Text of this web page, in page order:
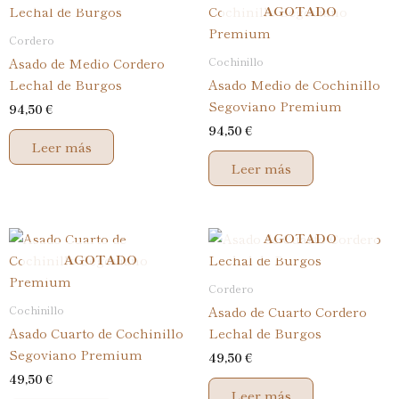
Cordero
Asado de Medio Cordero
Lechal de Burgos
94,50 €
Leer más
AGOTADO
Cochinillo
Asado Medio de Cochinillo
Segoviano Premium
94,50 €
Leer más
AGOTADO
Cochinillo
Asado Cuarto de Cochinillo
Segoviano Premium
49,50 €
AGOTADO
Cordero
Asado de Cuarto Cordero
Lechal de Burgos
49,50 €
Leer más